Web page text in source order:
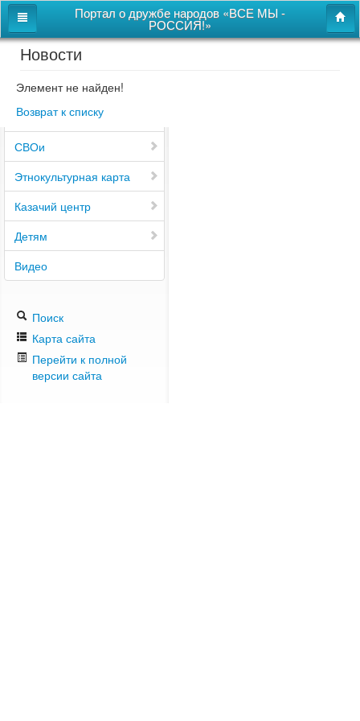
Портал о дружбе народов «ВСЕ МЫ -
РОССИЯ!»
Главная
Дом дружбы народов
Новости
СВОи
Этнокультурная карта
Казачий центр
Детям
Видео
Поиск
Карта сайта
Перейти к полной
версии сайта
Новости
Элемент не найден!
Возврат к списку